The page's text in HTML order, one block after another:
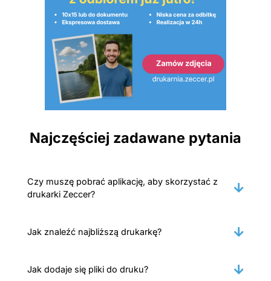
Najczęściej zadawane pytania
Czy muszę pobrać aplikację, aby skorzystać z
drukarki Zeccer?
Jak znaleźć najbliższą drukarkę?
Jak dodaje się pliki do druku?